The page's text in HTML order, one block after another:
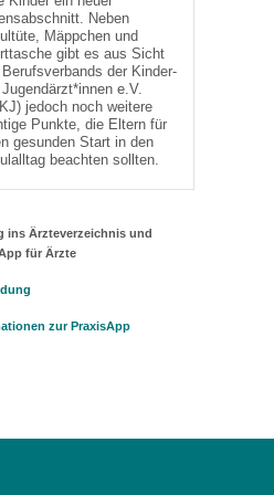
Neben
Mäppchen und
gibt es aus Sicht
der Kinder-
e.V.
jedoch noch weitere
Punkte, die Eltern für
gesunden Start in den
beachten sollten.
ins Ärzteverzeichnis und
für Ärzte
zur PraxisApp